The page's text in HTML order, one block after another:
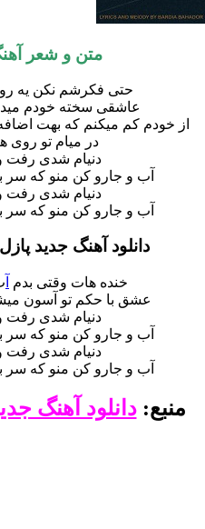
متن و شعر
حتی فکرشم نکن یه
عاشقی سخته خودم
از خودم کم میکنم که بهت
در میام تو روی
دنیام شدی رفت
آب و جارو کن منو که
دنیام شدی رفت
آب و جارو کن منو که
دانلود آهنگ جدید
خنده هات وقتی بدم
عشق با حکم تو آسون
دنیام شدی رفت
آب و جارو کن منو که
دنیام شدی رفت
آب و جارو کن منو که
منبع:دانلود آهنگ